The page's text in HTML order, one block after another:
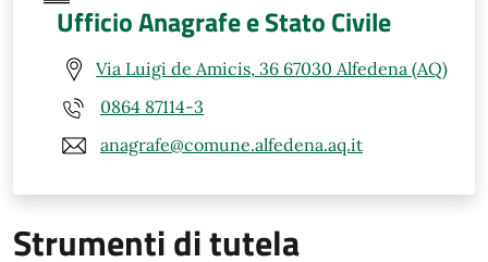
Ufficio Anagrafe e Stato Civile
Via Luigi de Amicis, 36 67030 Alfedena (AQ)
0864 87114-3
anagrafe@comune.alfedena.aq.it
Strumenti di tutela